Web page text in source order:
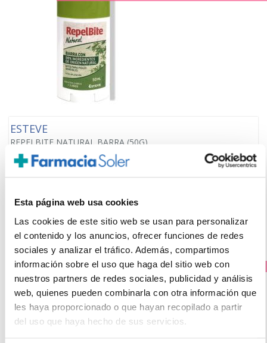
Esta página web usa cookies
Las cookies de este sitio web se usan para personalizar
el contenido y los anuncios, ofrecer funciones de redes
sociales y analizar el tráfico. Además, compartimos
información sobre el uso que haga del sitio web con
nuestros partners de redes sociales, publicidad y análisis
web, quienes pueden combinarla con otra información que
les haya proporcionado o que hayan recopilado a partir
del uso que haya hecho de sus servicios.
ESTEVE
REPELBITE NATURAL BARRA (50G)
13.20€
9,95€
- + Añadir
PRECIO ESPECIAL